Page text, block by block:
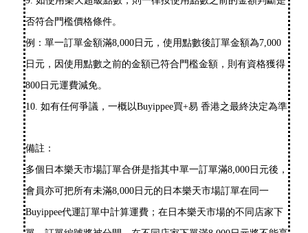
否符合門檻價格條件。
例：單一訂單金額滿8,000日元，使用點數後訂單金額為7,000
日元，因使用點數之前的金額已符合門檻金額，則有資格獲得
800日元運費減免。
10. 如有任何爭議，一概以Buyippee買+易 香港之最終決定為準
備註：
多個日本樂天市場訂單合併是指其中單一訂單滿8,000日元後，
會員亦可把所有未滿8,000日元的日本樂天市場訂單在同一
Buyippee代運訂單中計算運費；在日本樂天市場的不同店家下